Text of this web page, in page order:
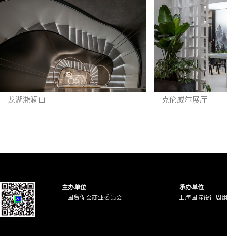
龙湖滟澜山 克伦威尔展厅
主办单位
承办单位
中国贸促会商业委员会
上海国际设计周